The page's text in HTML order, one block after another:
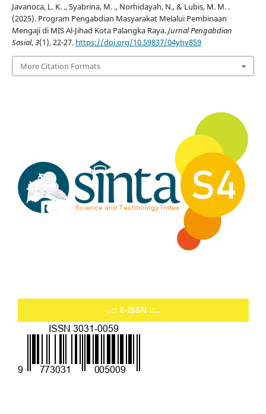
Javanoca, L. K. ., Syabrina, M. ., Norhidayah, N., & Lubis, M. M. .
(2025). Program Pengabdian Masyarakat Melalui Pembinaan
Mengaji di MIS Al-Jihad Kota Palangka Raya.Jurnal Pengabdian
Sosial,3(1), 22-27. https://doi.org/10.59837/04yhv859
More Citation Formats
..:: E-ISSN ::..